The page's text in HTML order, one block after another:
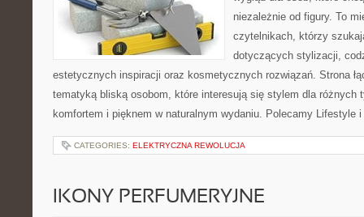
niezależnie od figury. To
czytelnikach, którzy
dotyczących stylizacji,
estetycznych inspiracji oraz kosmetycznych rozwiązań. Strona
tematyką bliską osobom, które interesują się stylem dla różnych
komfortem i pięknem w naturalnym wydaniu. Polecamy Lifestyle
CATEGORIES: ELEKTRYCZNA REWOLUCJA
IKONY PERFUMERYJNE